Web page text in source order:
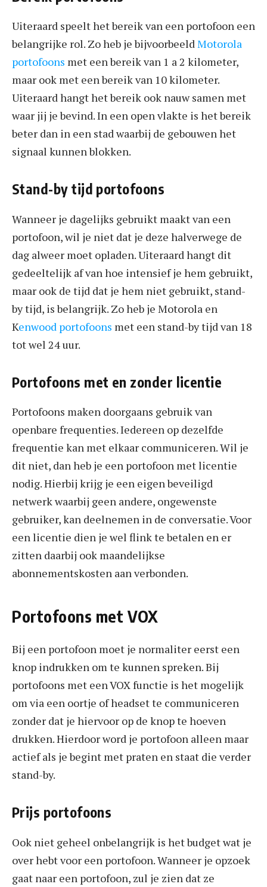
Uiteraard speelt het bereik van een portofoon een
belangrijke rol. Zo heb je bijvoorbeeldMotorola
portofoons met een bereik van 1 a 2 kilometer,
maar ook met een bereik van 10 kilometer.
Uiteraard hangt het bereik ook nauw samen met
waar jij je bevind. In een open vlakte is het bereik
beter dan in een stad waarbij de gebouwen het
signaal kunnen blokken.
Stand-by tijd portofoons
Wanneer je dagelijks gebruikt maakt van een
portofoon, wil je niet dat je deze halverwege de
dag alweer moet opladen. Uiteraard hangt dit
gedeeltelijk af van hoe intensief je hem gebruikt,
maar ook de tijd dat je hem niet gebruikt, stand-
by tijd, is belangrijk. Zo heb je Motorola en
Kenwood portofoons met een stand-by tijd van 18
tot wel 24 uur.
Portofoons met en zonder licentie
Portofoons maken doorgaans gebruik van
openbare frequenties. Iedereen op dezelfde
frequentie kan met elkaar communiceren. Wil je
dit niet, dan heb je een portofoon met licentie
nodig. Hierbij krijg je een eigen beveiligd
netwerk waarbij geen andere, ongewenste
gebruiker, kan deelnemen in de conversatie. Voor
een licentie dien je wel flink te betalen en er
zitten daarbij ook maandelijkse
abonnementskosten aan verbonden.
Portofoons met VOX
Bij een portofoon moet je normaliter eerst een
knop indrukken om te kunnen spreken. Bij
portofoons met een VOX functie is het mogelijk
om via een oortje of headset te communiceren
zonder dat je hiervoor op de knop te hoeven
drukken. Hierdoor word je portofoon alleen maar
actief als je begint met praten en staat die verder
stand-by.
Prijs portofoons
Ook niet geheel onbelangrijk is het budget wat je
over hebt voor een portofoon. Wanneer je opzoek
gaat naar een portofoon, zul je zien dat ze